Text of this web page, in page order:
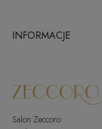
INFORMACJE
Salon Zeccoro